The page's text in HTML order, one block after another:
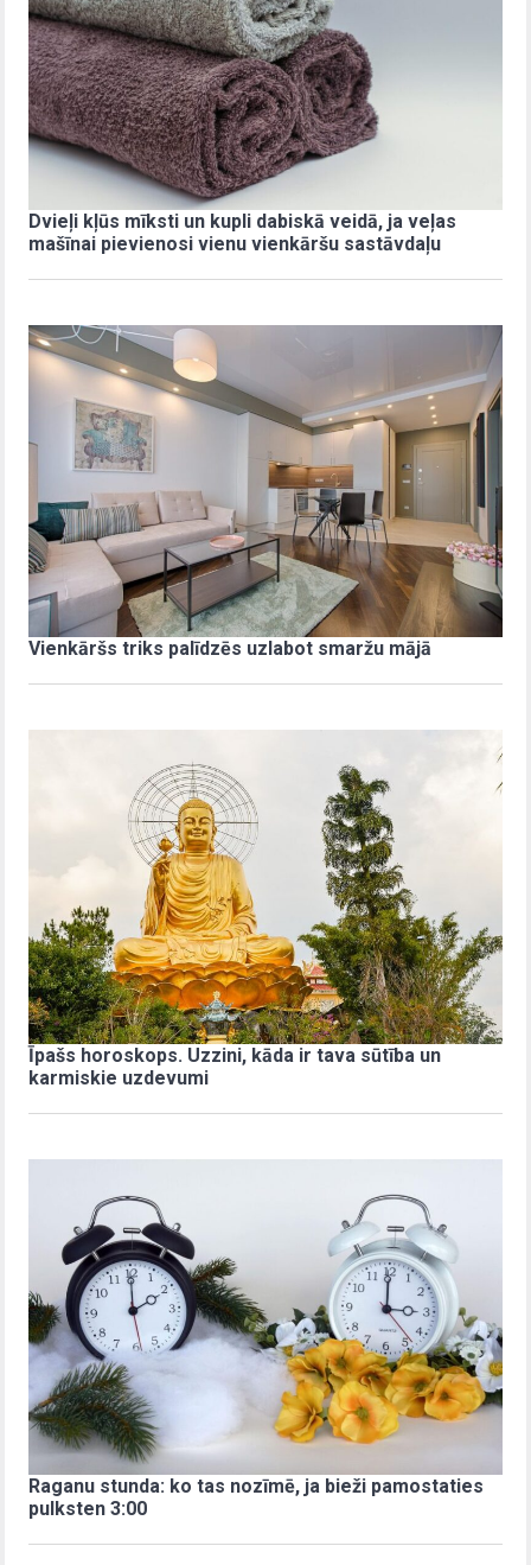
Dvieļi kļūs mīksti un kupli dabiskā veidā, ja veļas
mašīnai pievienosi vienu vienkāršu sastāvdaļu
Vienkāršs triks palīdzēs uzlabot smaržu mājā
Īpašs horoskops. Uzzini, kāda ir tava sūtība un
karmiskie uzdevumi
Raganu stunda: ko tas nozīmē, ja bieži pamostaties
pulksten 3:00